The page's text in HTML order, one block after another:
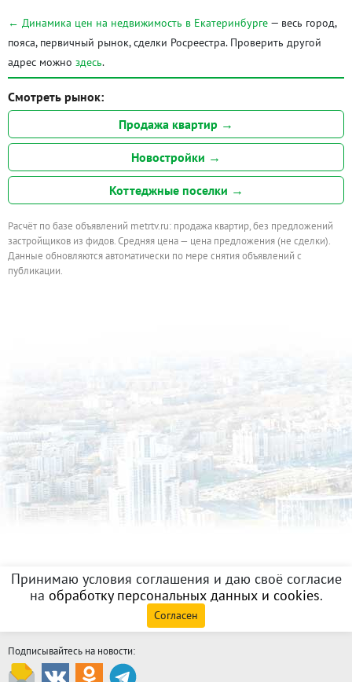
← Динамика цен на недвижимость в Екатеринбурге — весь город,
пояса, первичный рынок, сделки Росреестра. Проверить другой
адрес можно здесь.
Смотреть рынок:
Продажа квартир →
Новостройки →
Коттеджные поселки →
Расчёт по базе объявлений metrtv.ru: продажа квартир, без предложений
застройщиков из фидов. Средняя цена — цена предложения (не сделки).
Данные обновляются автоматически по мере снятия объявлений с
публикации.
Принимаю условия соглашения и даю своё согласие
на обработку персональных данных и cookies.
Согласен
Подписывайтесь на новости: